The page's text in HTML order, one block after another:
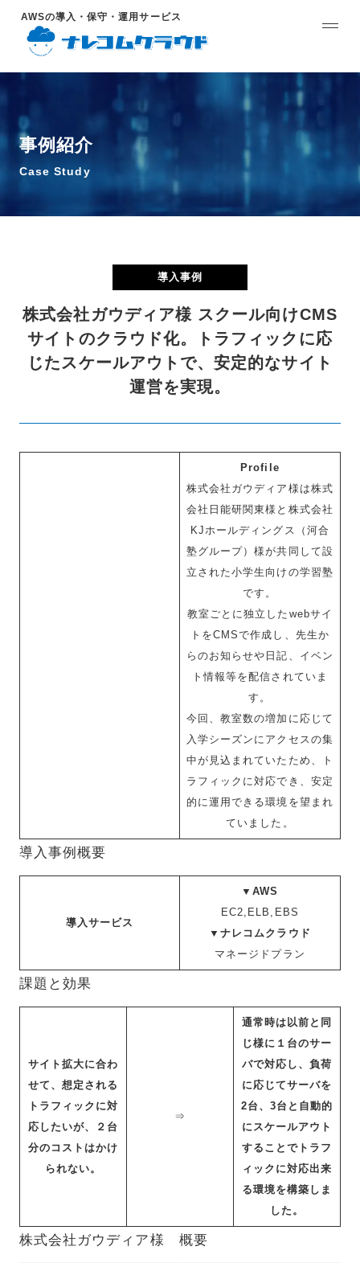
AWSの導入・保守・運用サービス
事例紹介
Case Study
導入事例
株式会社ガウディア様 スクール向けCMS
サイトのクラウド化。トラフィックに応
じたスケールアウトで、安定的なサイト
運営を実現。
Profile
株式会社ガウディア様は株式
会社日能研関東様と株式会社
KJホールディングス（河合
塾グループ）様が共同して設
立された小学生向けの学習塾
です。
教室ごとに独立したwebサイ
トをCMSで作成し、先生か
らのお知らせや日記、イベン
ト情報等を配信されていま
す。
今回、教室数の増加に応じて
入学シーズンにアクセスの集
中が見込まれていたため、ト
ラフィックに対応でき、安定
的に運用できる環境を望まれ
ていました。
導入事例概要
導入サービス
▼AWS
EC2,ELB,EBS
▼ナレコムクラウド
マネージドプラン
課題と効果
サイト拡大に合わ
せて、想定される
トラフィックに対
応したいが、２台
分のコストはかけ
られない。
⇒
通常時は以前と同
じ様に１台のサー
バで対応し、負荷
に応じてサーバを
2台、3台と自動的
にスケールアウト
することでトラフ
ィックに対応出来
る環境を構築しま
した。
株式会社ガウディア様 概要